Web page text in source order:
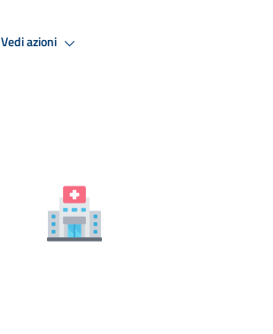
Vedi azioni